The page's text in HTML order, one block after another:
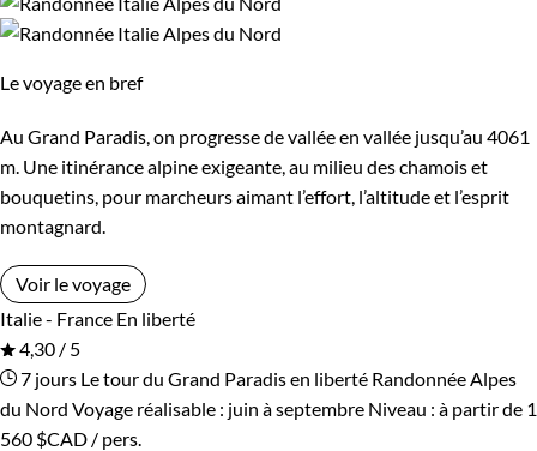
Le voyage en bref
Au Grand Paradis, on progresse de vallée en vallée jusqu’au 4061
m. Une itinérance alpine exigeante, au milieu des chamois et
bouquetins, pour marcheurs aimant l’effort, l’altitude et l’esprit
montagnard.
Voir le voyage
Italie - France En liberté
4,30 / 5
7 jours Le tour du Grand Paradis en liberté Randonnée Alpes
du Nord Voyage réalisable : juin à septembre Niveau : à partir de 1
560 $CAD / pers.